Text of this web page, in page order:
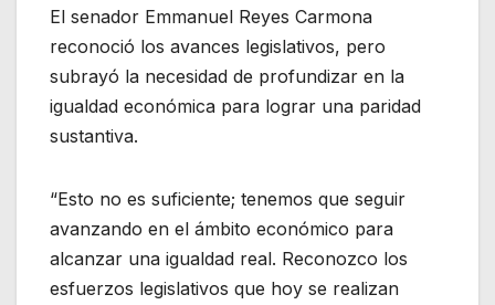
El senador Emmanuel Reyes Carmona
reconoció los avances legislativos, pero
subrayó la necesidad de profundizar en la
igualdad económica para lograr una paridad
sustantiva.
“Esto no es suficiente; tenemos que seguir
avanzando en el ámbito económico para
alcanzar una igualdad real. Reconozco los
esfuerzos legislativos que hoy se realizan